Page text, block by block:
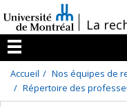
au
contenu
/La
Menu
Accueil
Nos équipes de
Répertoire des